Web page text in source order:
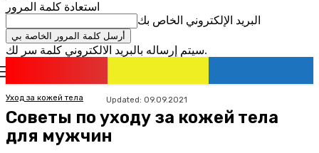
استعادة كلمة المرور
البريد الإلكتروني الخاص بك
سيتم إرساله بالبريد الالكتروني كلمة سر لك.
Уход за кожей тела Updated: 09.09.2021
Советы по уходу за кожей тела
для мужчин